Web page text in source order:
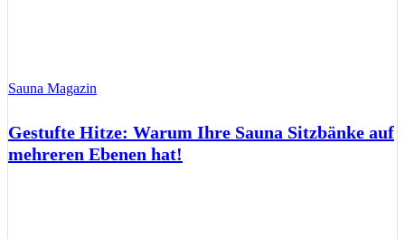
Sauna Magazin
Gestufte Hitze: Warum Ihre Sauna Sitzbänke auf
mehreren Ebenen hat!